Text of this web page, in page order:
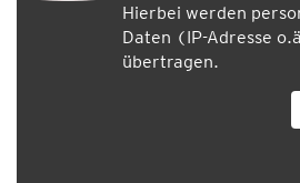
Hierbei werden
Daten (IP-Adresse
übertragen.